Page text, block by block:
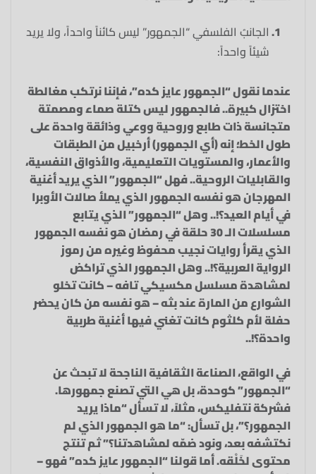
الجانبُ الفلسفي “الجمهور” ليس كائناً واحداً، ولا يريد
شيئاً واحداً:
عندما نقول “الجمهور عايز كده”، فإننا نرتكب مغالطة
اختزال كبيرة.. فالجمهور ليس كتلة صماء ومصمتة
متجانسة ذات طابع وروحية ووعي وذائقة واحدة على
طول الخط؛ إنه (أي الجمهور) أرخبيل من الطبقات
والأعمار، والمستويات التعليمية، والأذواق النفسية،
والقابليات الروحية.. فهل “الجمهور” الذي يريد أغنية
المهرجان هو نفسه الجمهور الذي يملأ صالات الأوبرا
في أيام العيد؟!.. وهل “الجمهور” الذي يتابع
مسلسلات الـ 30 حلقة في رمضان هو نفسه الجمهور
الذي يقرأ روايات نجيب محفوظ وغيره من رموز
الرواية العربية؟!.. وهل الجمهور الذي تراكض
لمشاهدة مسلسل مكسيكي تافه – كانت تخلو
الشوارع من المارة عند بثه – هو نفسه من كان يحضر
حفلة لأم كلثوم كانت تغني فيها أغنية طربية
واحدة؟!..
في الواقع، الصناعة الثقافية الناجحة لا تبحث عن
“الجمهور” كوحدة، بل هي التي تصنع جمهورها.
فشركة نتفليكس، مثلاً، لا تسأل “ماذا يريد
الجمهور؟”، بل تسأل: “ما هو الجمهور الذي لم
نكتشفه بعد، ونود ضمّه لمشاهدتنا؟” ثم تنتج
محتوى لخَلْقه. أما قولنا “الجمهور عايز كده” فهو –